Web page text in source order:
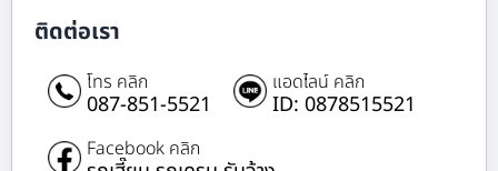
ติดต่อเรา
โทร คลิก
087-851-5521
แอดไลน์ คลิก
ID: 0878515521
Facebook คลิก